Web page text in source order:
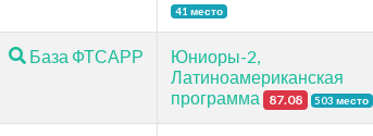
41 место
База ФТСАРР
Юниоры-2,
Латиноамериканская
программа
87.08 503 место